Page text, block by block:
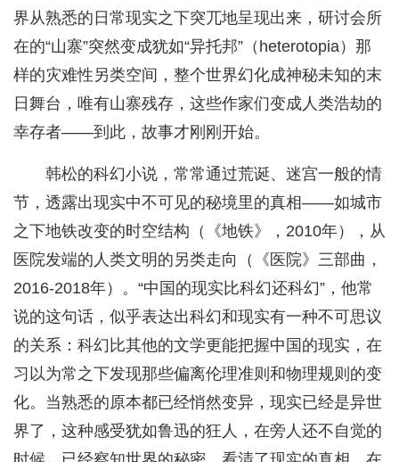
界从熟悉的日常现实之下突兀地呈现出来，研讨会所
在的“山寨”突然变成犹如“异托邦”（heterotopia）那
样的灾难性另类空间，整个世界幻化成神秘未知的末
日舞台，唯有山寨残存，这些作家们变成人类浩劫的
幸存者——到此，故事才刚刚开始。
韩松的科幻小说，常常通过荒诞、迷宫一般的情
节，透露出现实中不可见的秘境里的真相——如城市
之下地铁改变的时空结构（《地铁》，2010年），从
医院发端的人类文明的另类走向（《医院》三部曲，
2016-2018年）。“中国的现实比科幻还科幻”，他常
说的这句话，似乎表达出科幻和现实有一种不可思议
的关系：科幻比其他的文学更能把握中国的现实，在
习以为常之下发现那些偏离伦理准则和物理规则的变
化。当熟悉的原本都已经悄然变异，现实已经是异世
界了，这种感受犹如鲁迅的狂人，在旁人还不自觉的